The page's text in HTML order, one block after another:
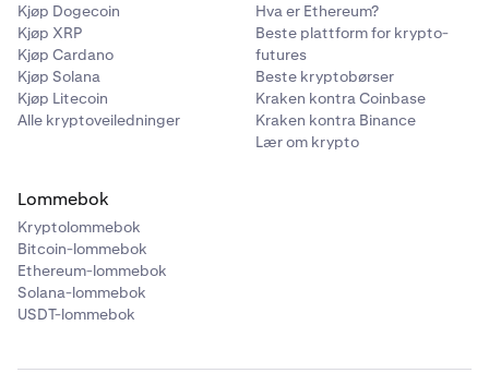
Kjøp Dogecoin
Kjøp XRP
Kjøp Cardano
Kjøp Solana
Kjøp Litecoin
Alle kryptoveiledninger
Hva er Ethereum?
Beste plattform for krypto-
futures
Beste kryptobørser
Kraken kontra Coinbase
Kraken kontra Binance
Lær om krypto
Lommebok
Kryptolommebok
Bitcoin-lommebok
Ethereum-lommebok
Solana-lommebok
USDT-lommebok